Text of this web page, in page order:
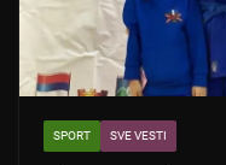
SPORT SVE VESTI